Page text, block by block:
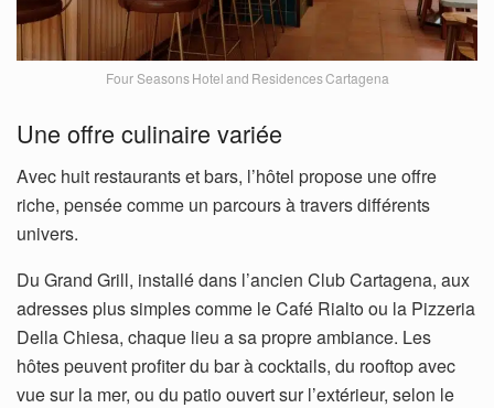
Four Seasons Hotel and Residences Cartagena
Une offre culinaire variée
Avec huit restaurants et bars, l’hôtel propose une offre
riche, pensée comme un parcours à travers différents
univers.
Du Grand Grill, installé dans l’ancien Club Cartagena, aux
adresses plus simples comme le Café Rialto ou la Pizzeria
Della Chiesa, chaque lieu a sa propre ambiance. Les
hôtes peuvent profiter du bar à cocktails, du rooftop avec
vue sur la mer, ou du patio ouvert sur l’extérieur, selon le